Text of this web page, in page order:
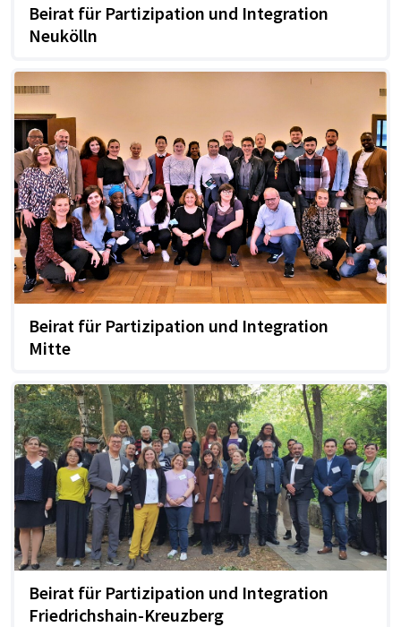
Beirat für Partizipation und Integration
Neukölln
Beirat für Partizipation und Integration
Mitte
Beirat für Partizipation und Integration
Friedrichshain-Kreuzberg